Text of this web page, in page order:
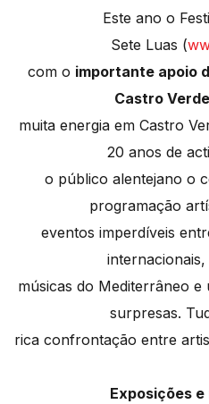
Este ano o
Sete Luas (
com o importante apoio
Castro Verde
muita energia em Castro
20 anos de
o público alentejano o
programação
eventos imperdíveis
músicas do Mediterrâneo
surpresas.
rica confrontação entre
Exposições